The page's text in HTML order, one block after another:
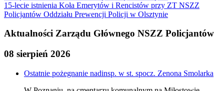
15-lecie istnienia Koła Emerytów i Rencistów przy ZT NSZZ
Policjantów Oddziału Prewencji Policji w Olsztynie
Aktualności Zarządu Głównego NSZZ Policjantów
08 sierpień 2026
Ostatnie pożegnanie nadinsp. w st. spocz. Zenona Smolarka